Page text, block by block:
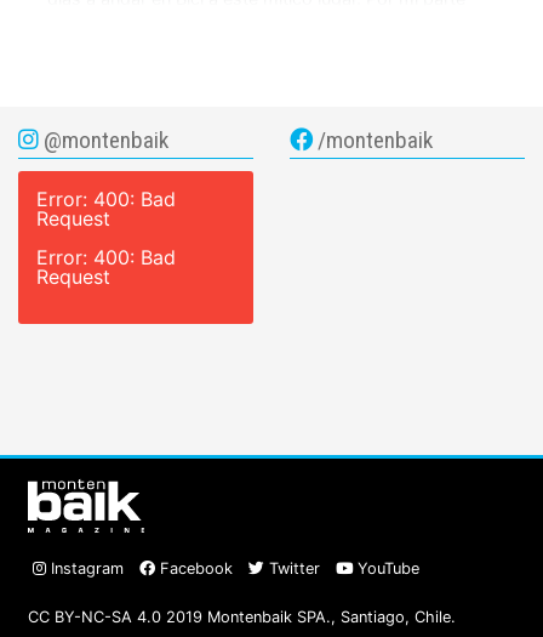
@montenbaik
Error: 400: Bad
Request
Error: 400: Bad
Request
/montenbaik
Instagram Facebook Twitter YouTube
CC BY-NC-SA 4.0 2019 Montenbaik SPA., Santiago, Chile.